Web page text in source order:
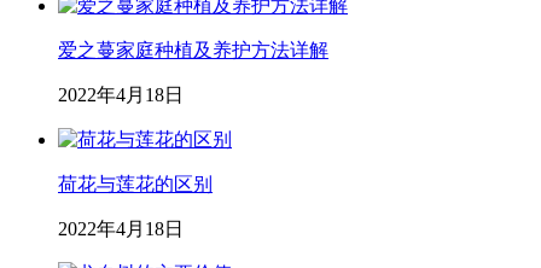
爱之蔓家庭种植及养护方法详解
2022年4月18日
荷花与莲花的区别
2022年4月18日